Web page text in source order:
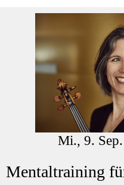
Mi., 9.
Mentaltraining